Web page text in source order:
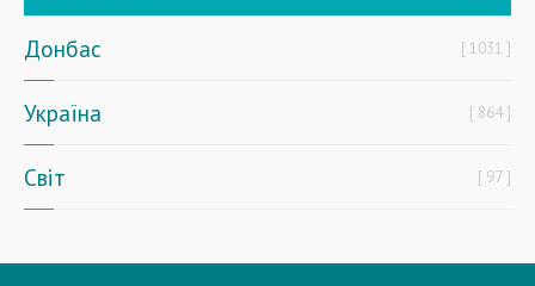
Донбас 1031
Україна 864
Світ 97